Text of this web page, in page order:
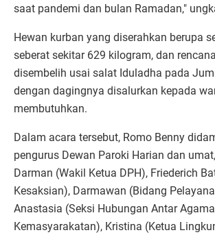
saat pandemi dan bulan Ramadan,"
Hewan kurban yang diserahkan berupa
seberat sekitar 629 kilogram, dan
disembelih usai salat Iduladha pada
dengan dagingnya disalurkan kepada
membutuhkan.
Dalam acara tersebut, Romo Benny
pengurus Dewan Paroki Harian dan
Darman (Wakil Ketua DPH), Friederich
Kesaksian), Darmawan (Bidang
Anastasia (Seksi Hubungan Antar
Kemasyarakatan), Kristina (Ketua